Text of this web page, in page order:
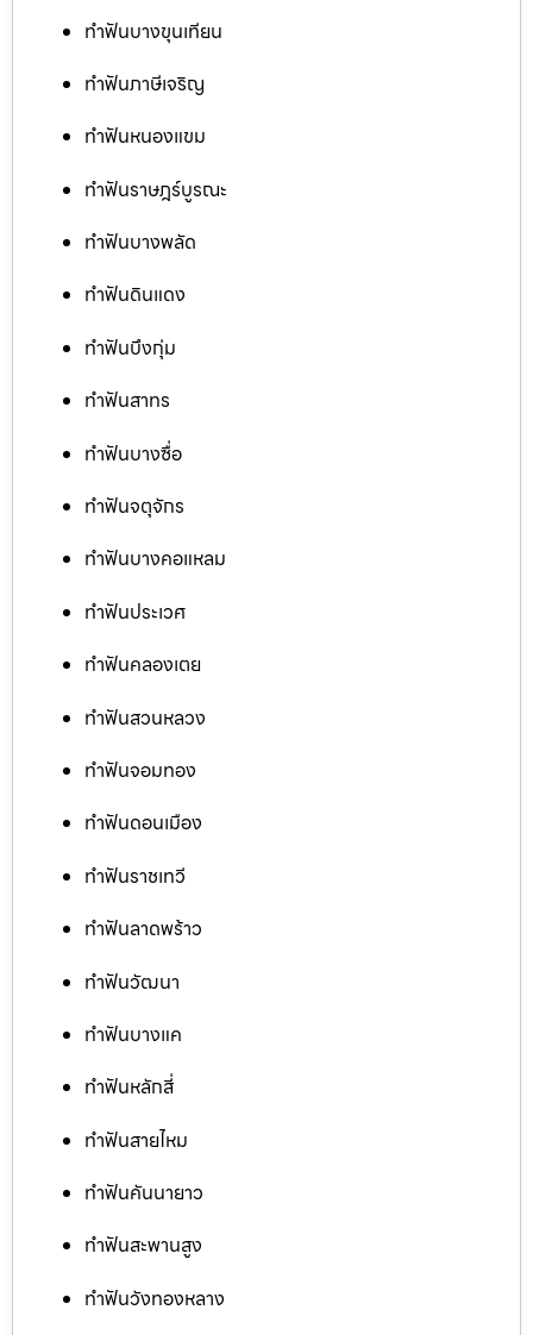
ทำฟันบางขุนเทียน
ทำฟันภาษีเจริญ
ทำฟันหนองแขม
ทำฟันราษฎร์บูรณะ
ทำฟันบางพลัด
ทำฟันดินแดง
ทำฟันบึงกุ่ม
ทำฟันสาทร
ทำฟันบางซื่อ
ทำฟันจตุจักร
ทำฟันบางคอแหลม
ทำฟันประเวศ
ทำฟันคลองเตย
ทำฟันสวนหลวง
ทำฟันจอมทอง
ทำฟันดอนเมือง
ทำฟันราชเทวี
ทำฟันลาดพร้าว
ทำฟันวัฒนา
ทำฟันบางแค
ทำฟันหลักสี่
ทำฟันสายไหม
ทำฟันคันนายาว
ทำฟันสะพานสูง
ทำฟันวังทองหลาง